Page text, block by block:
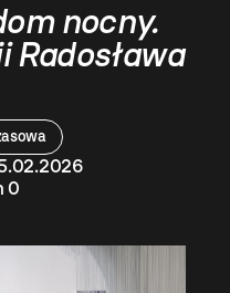
0
nocny.
Radosława